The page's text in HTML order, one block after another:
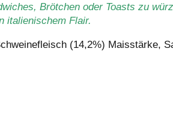
Brötchen oder Toasts zu
italienischem Flair.
(14,2%) Maisstärke,